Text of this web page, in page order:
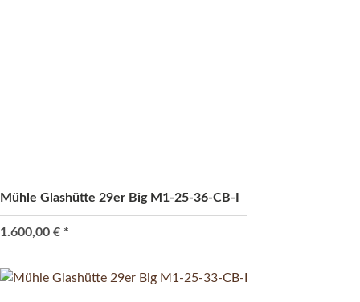
Mühle Glashütte 29er Big M1-25-36-CB-I
1.600,00 € *